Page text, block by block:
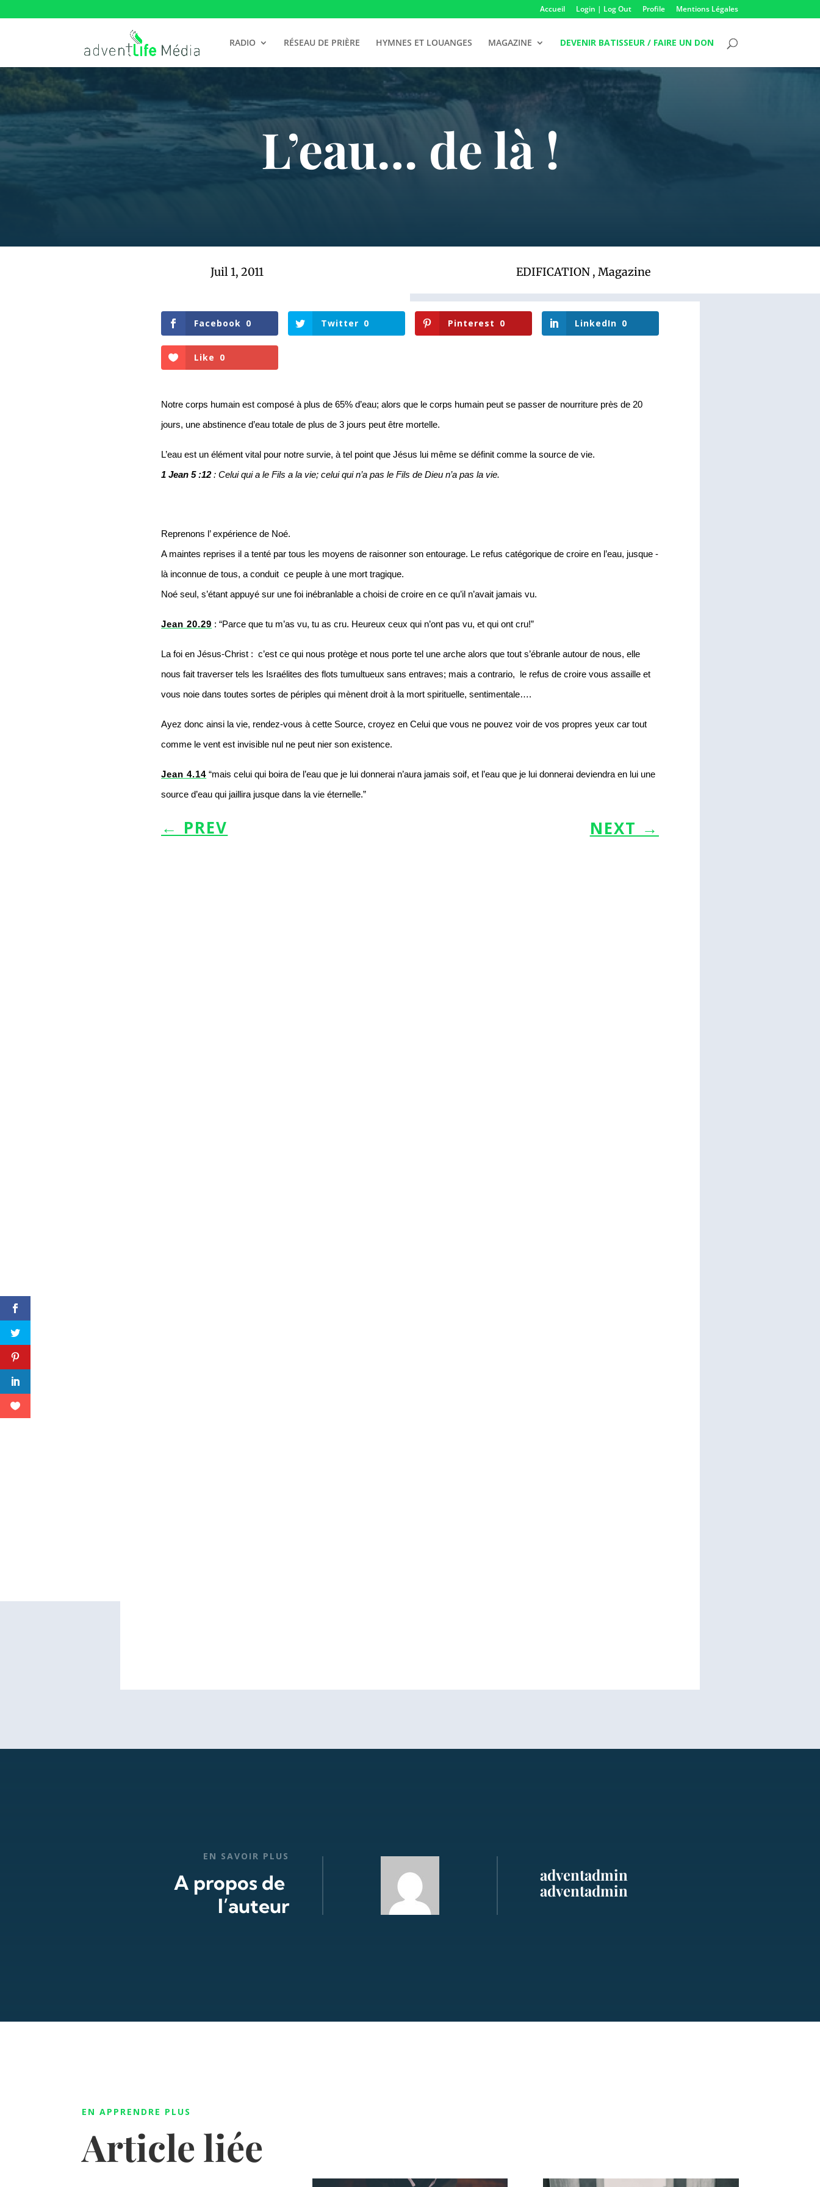
Accueil Login | Log Out Profile Mentions Légales
RADIO RÉSEAU DE PRIÈRE HYMNES ET LOUANGES MAGAZINE DEVENIR BATISSEUR / FAIRE UN DON
L’eau… de là !
Juil 1, 2011 EDIFICATION, Magazine
Facebook 0 Twitter 0 Pinterest 0 LinkedIn 0
Like 0
Notre corps humain est composé à plus de 65% d’eau; alors que le corps humain peut se passer de nourriture près de 20
jours, une abstinence d’eau totale de plus de 3 jours peut être mortelle.
L’eau est un élément vital pour notre survie, à tel point que Jésus lui même se définit comme la source de vie.
1 Jean 5 :12 : Celui qui a le Fils a la vie; celui qui n’a pas le Fils de Dieu n’a pas la vie.
Reprenons l’ expérience de Noé.
A maintes reprises il a tenté par tous les moyens de raisonner son entourage. Le refus catégorique de croire en l’eau, jusque -
là inconnue de tous, a conduit  ce peuple à une mort tragique.
Noé seul, s’étant appuyé sur une foi inébranlable a choisi de croire en ce qu’il n’avait jamais vu.
Jean 20.29 : “Parce que tu m’as vu, tu as cru. Heureux ceux qui n’ont pas vu, et qui ont cru!”
La foi en Jésus-Christ :  c’est ce qui nous protège et nous porte tel une arche alors que tout s’ébranle autour de nous, elle
nous fait traverser tels les Israélites des flots tumultueux sans entraves; mais a contrario,  le refus de croire vous assaille et
vous noie dans toutes sortes de périples qui mènent droit à la mort spirituelle, sentimentale….
Ayez donc ainsi la vie, rendez-vous à cette Source, croyez en Celui que vous ne pouvez voir de vos propres yeux car tout
comme le vent est invisible nul ne peut nier son existence.
Jean 4.14 “mais celui qui boira de l’eau que je lui donnerai n’aura jamais soif, et l’eau que je lui donnerai deviendra en lui une
source d’eau qui jaillira jusque dans la vie éternelle.”
← PREV NEXT →
EN SAVOIR PLUS
A propos de
l’auteur
adventadmin
adventadmin
EN APPRENDRE PLUS
Article liée